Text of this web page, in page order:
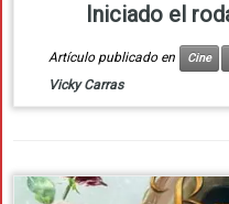
Iniciado el
Artículo publicado en Cine
Vicky Carras